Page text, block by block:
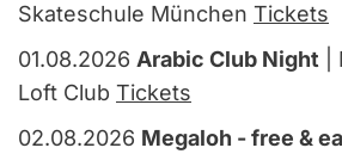
Skateschule München Tickets
01.08.2026 Arabic Club Night |
Loft Club Tickets
02.08.2026 Megaloh - free &